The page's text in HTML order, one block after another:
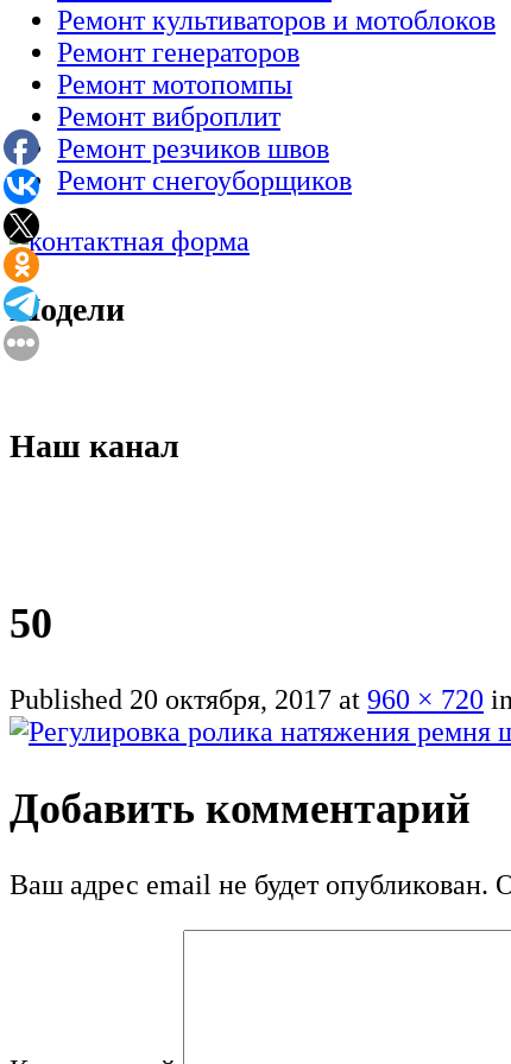
Ремонт культиваторов и мотоблоков
Ремонт генераторов
Ремонт мотопомпы
Ремонт виброплит
Ремонт резчиков швов
Ремонт снегоуборщиков
Модели
Наш канал
50
Published 20 октября, 2017 at 960 × 720
Добавить комментарий
Ваш адрес email не будет опубликован.